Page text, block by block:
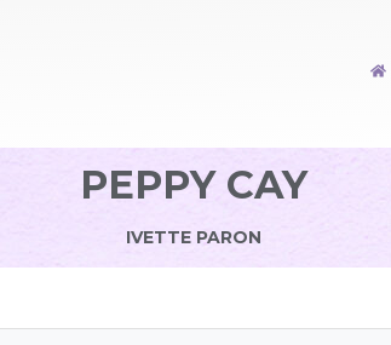
PEPPY CAY
IVETTE PARON